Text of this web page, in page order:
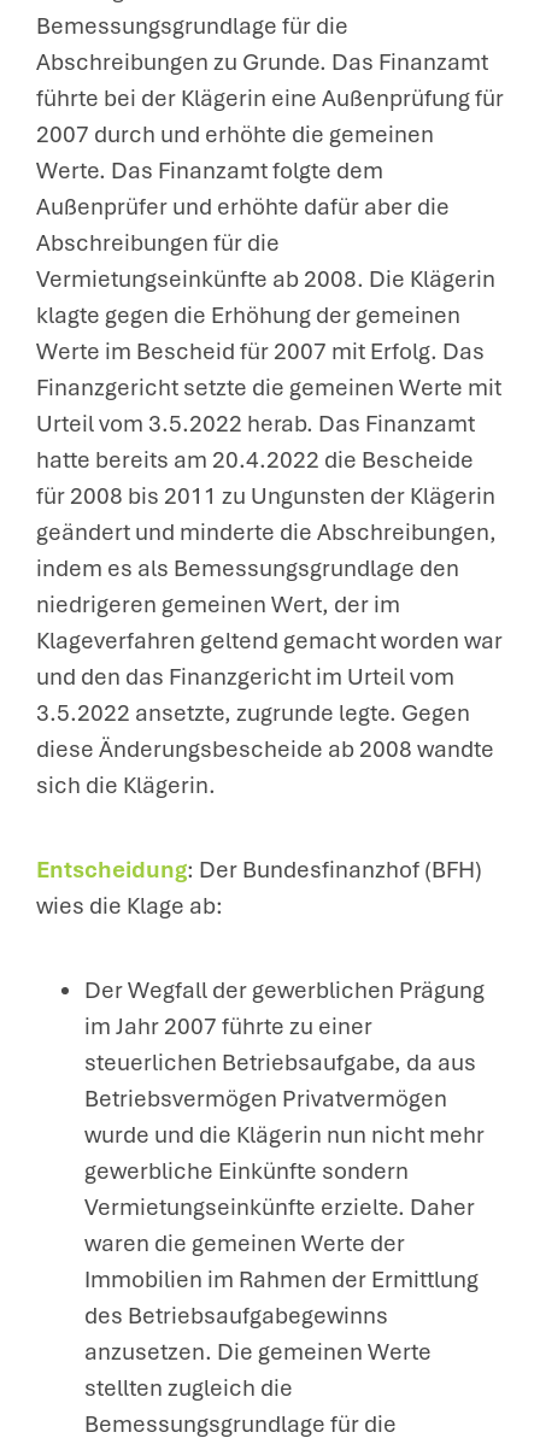
Bemessungsgrundlage für die
Abschreibungen zu Grunde. Das Finanzamt
führte bei der Klägerin eine Außenprüfung für
2007 durch und erhöhte die gemeinen
Werte. Das Finanzamt folgte dem
Außenprüfer und erhöhte dafür aber die
Abschreibungen für die
Vermietungseinkünfte ab 2008. Die Klägerin
klagte gegen die Erhöhung der gemeinen
Werte im Bescheid für 2007 mit Erfolg. Das
Finanzgericht setzte die gemeinen Werte mit
Urteil vom 3.5.2022 herab. Das Finanzamt
hatte bereits am 20.4.2022 die Bescheide
für 2008 bis 2011 zu Ungunsten der Klägerin
geändert und minderte die Abschreibungen,
indem es als Bemessungsgrundlage den
niedrigeren gemeinen Wert, der im
Klageverfahren geltend gemacht worden war
und den das Finanzgericht im Urteil vom
3.5.2022 ansetzte, zugrunde legte. Gegen
diese Änderungsbescheide ab 2008 wandte
sich die Klägerin.
Entscheidung: Der Bundesfinanzhof (BFH)
wies die Klage ab:
Der Wegfall der gewerblichen Prägung
im Jahr 2007 führte zu einer
steuerlichen Betriebsaufgabe, da aus
Betriebsvermögen Privatvermögen
wurde und die Klägerin nun nicht mehr
gewerbliche Einkünfte sondern
Vermietungseinkünfte erzielte. Daher
waren die gemeinen Werte der
Immobilien im Rahmen der Ermittlung
des Betriebsaufgabegewinns
anzusetzen. Die gemeinen Werte
stellten zugleich die
Bemessungsgrundlage für die